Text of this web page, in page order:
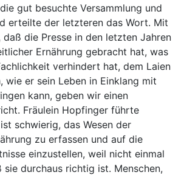
gut besuchte Versammlung und
erteilte der letzteren das Wort. Mit
daß die Presse in den letzten Jahren
Ernährung gebracht hat, was
verhindert hat, dem Laien
wie er sein Leben in Einklang mit
kann, geben wir einen
Fräulein Hopfinger führte
schwierig, das Wesen der
zu erfassen und auf die
einzustellen, weil nicht einmal
sie durchaus richtig ist. Menschen,